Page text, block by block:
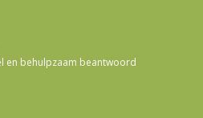
en behulpzaam beantwoord